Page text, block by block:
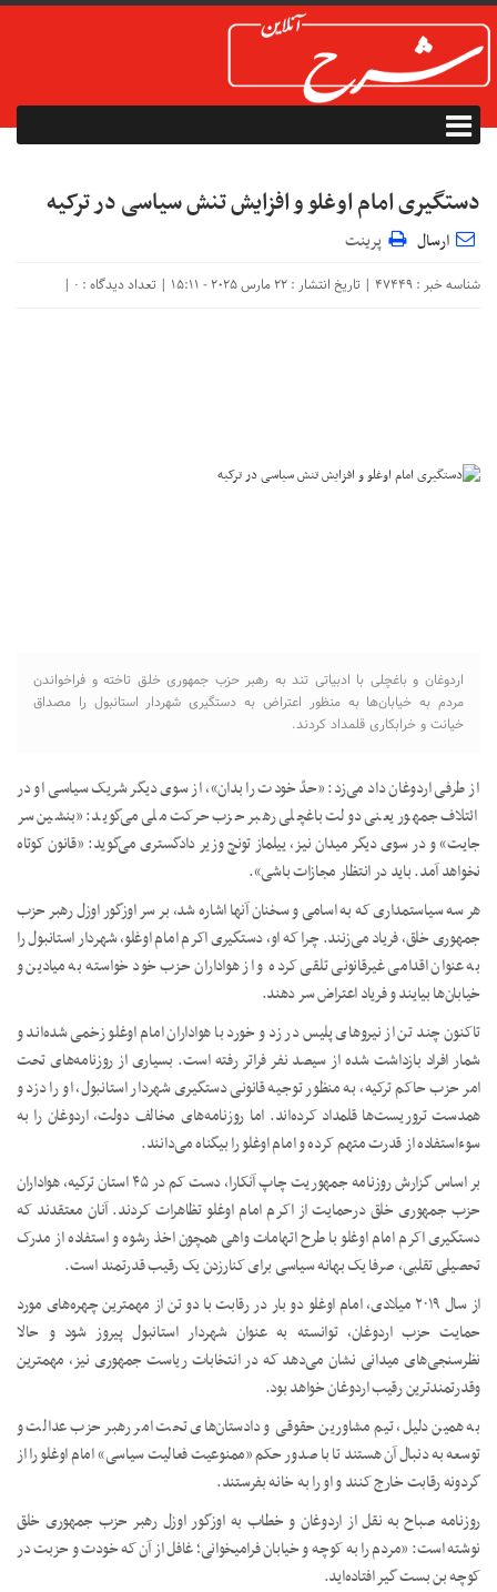
دستگیری امام اوغلو و افزایش تنش سیاسی در ترکیه
ارسال پرینت
شناسه خبر : 47449 | تاریخ انتشار : 22 مارس 2025 - 15:11 | تعداد دیدگاه : ۰ |
اردوغان و باغچلی با ادبیاتی تند به رهبر حزب جمهوری خلق تاخته و فراخواندن
مردم به خیابان‌ها به منظور اعتراض به دستگیری شهردار استانبول را مصداق
خیانت و خرابکاری قلمداد کردند.
از طرفی اردوغان داد می‌زد: «حدّ خودت را بدان»، از سوی دیگر شریک سیاسی او در
ائتلاف جمهور یعنی دولت باغچلی رهبر حزب حرکت ملی می‌گوید: «بنشین سر
جایت» و در سوی دیگر میدان نیز، ییلماز تونچ وزیر دادگستری می‌گوید: «قانون کوتاه
نخواهد آمد. باید در انتظار مجازات باشی».
هر سه سیاستمداری که به اسامی و سخنان آنها اشاره شد، بر سر اوزگور اوزل رهبر حزب
جمهوری خلق، فریاد می‌زنند. چرا که او، دستگیری اکرم امام اوغلو، شهردار استانبول را
به عنوان اقدامی غیرقانونی تلقی کرده و از هواداران حزب خود خواسته به میادین و
خیابان‌ها بیایند و فریاد اعتراض سر دهند.
تاکنون چند تن از نیروهای پلیس در زد و خورد با هواداران امام اوغلو زخمی شده‌اند و
شمار افراد بازداشت شده از سیصد نفر فراتر رفته است. بسیاری از روزنامه‌های تحت
امر حزب حاکم ترکیه، به منظور توجیه قانونی دستگیری شهردار استانبول، او را دزد و
همدست تروریست‌ها قلمداد کرده‌اند. اما روزنامه‌های مخالف دولت، اردوغان را به
سوءاستفاده از قدرت متهم کرده و امام اوغلو را بیگناه می‌دانند.
بر اساس گزارش روزنامه جمهوریت چاپ آنکارا، دست کم در ۴۵ استان ترکیه، هواداران
حزب جمهوری خلق درحمایت از اکرم امام اوغلو تظاهرات کردند. آنان معتقدند که
دستگیری اکرم امام اوغلو با طرح اتهامات واهی همچون اخذ رشوه و استفاده از مدرک
تحصیلی تقلبی، صرفا یک بهانه سیاسی برای کنارزدن یک رقیب قدرتمند است.
از سال ۲۰۱۹ میلادی، امام اوغلو دو بار در رقابت با دو تن از مهمترین چهره‌های مورد
حمایت حزب اردوغان، توانسته به عنوان شهردار استانبول پیروز شود و حالا
نظرسنجی‌های میدانی نشان می‌دهد که در انتخابات ریاست جمهوری نیز، مهمترین
وقدرتمندترین رقیب اردوغان خواهد بود.
به همین دلیل، تیم مشاورین حقوقی و دادستان‌های تحت امر رهبر حزب عدالت و
توسعه به دنبال آن هستند تا با صدور حکم «ممنوعیت فعالیت سیاسی» امام اوغلو را از
گردونه رقابت خارج کنند و او را به خانه بفرستند.
روزنامه صباح به نقل از اردوغان و خطاب به اوزگور اوزل رهبر حزب جمهوری خلق
نوشته است: «مردم را به کوچه و خیابان فرامیخوانی؛ غافل از آن که خودت و حزبت در
کوچه بن بست گیر افتاده‌اید.